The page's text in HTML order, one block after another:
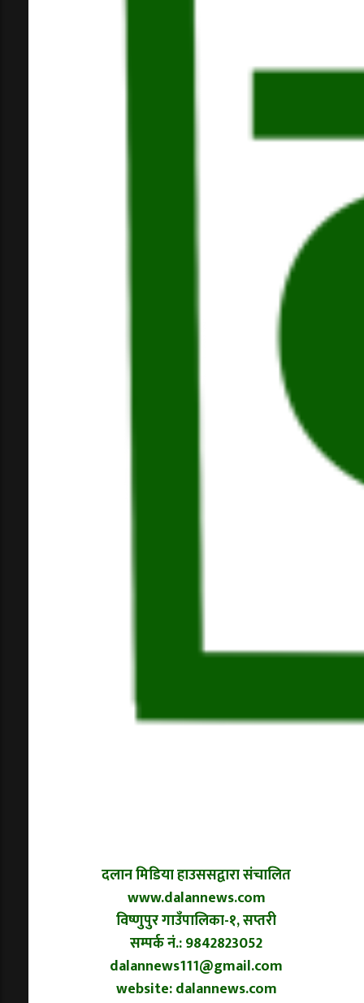
दलान मिडिया हाउससद्वारा संचालित
www.dalannews.com
विष्णुपुर गाउँपालिका-१, सप्तरी
सम्पर्क नं.: 9842823052
dalannews111@gmail.com
website: dalannews.com